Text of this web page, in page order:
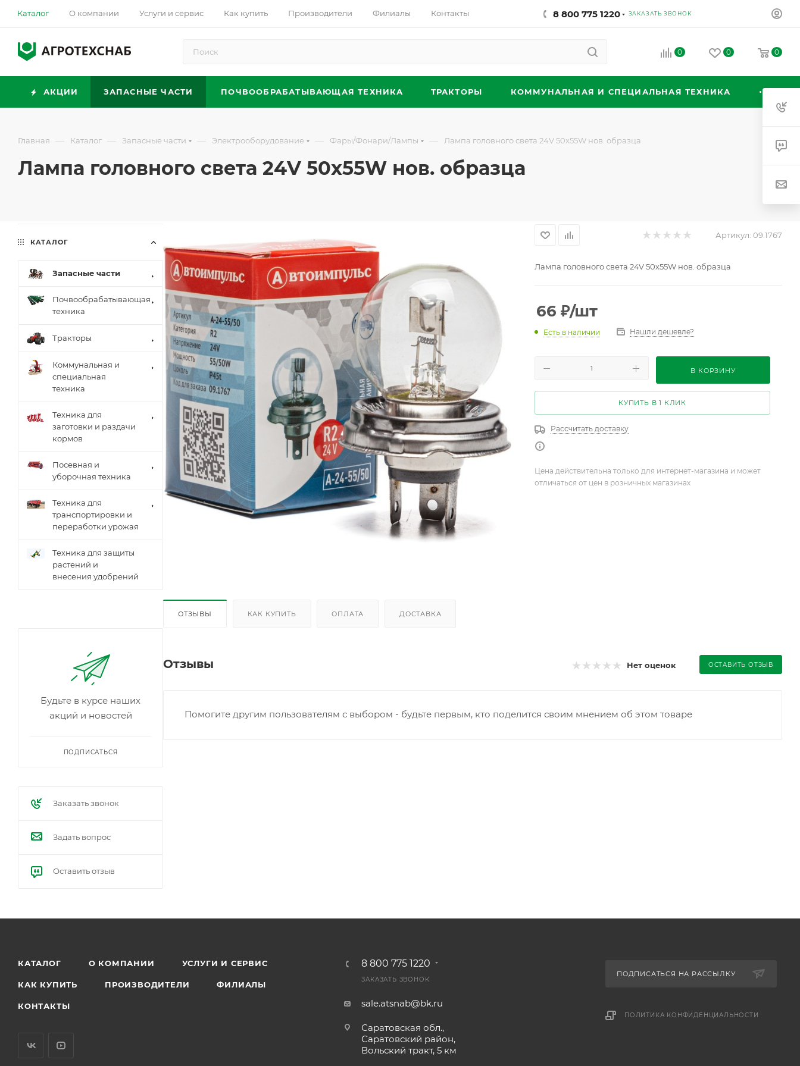
Каталог О компании Услуги и сервис Как купить Производители Филиалы Контакты 8 800 775 1220 ЗАКАЗАТЬ ЗВОНОК
0 0 0
АКЦИИ ЗАПАСНЫЕ ЧАСТИ ПОЧВООБРАБАТЫВАЮЩАЯ ТЕХНИКА ТРАКТОРЫ КОММУНАЛЬНАЯ И СПЕЦИАЛЬНАЯ ТЕХНИКА
Главная — Каталог — Запасные части — Электрооборудование — Фары/Фонари/Лампы — Лампа головного света 24V 50х55W нов. образца
Лампа головного света 24V 50х55W нов. образца
Артикул: 09.1767
Лампа головного света 24V 50х55W нов. образца
66 ₽/шт
Есть в наличии Нашли дешевле?
В КОРЗИНУ
КУПИТЬ В 1 КЛИК
Рассчитать доставку
Цена действительна только для интернет-магазина и может
отличаться от цен в розничных магазинах
ОТЗЫВЫ КАК КУПИТЬ ОПЛАТА ДОСТАВКА
Отзывы Нет оценок ОСТАВИТЬ ОТЗЫВ
Помогите другим пользователям с выбором - будьте первым, кто поделится своим мнением об этом товаре
КАТАЛОГ
Запасные части
Почвообрабатывающая
техника
Тракторы
Коммунальная и
специальная
техника
Техника для
заготовки и раздачи
кормов
Посевная и
уборочная техника
Техника для
транспортировки и
переработки урожая
Техника для защиты
растений и
внесения удобрений
Будьте в курсе наших
акций и новостей
ПОДПИСАТЬСЯ
Заказать звонок
Задать вопрос
Оставить отзыв
КАТАЛОГ О КОМПАНИИ УСЛУГИ И СЕРВИС
КАК КУПИТЬ ПРОИЗВОДИТЕЛИ ФИЛИАЛЫ
КОНТАКТЫ
8 800 775 1220
ЗАКАЗАТЬ ЗВОНОК
sale.atsnab@bk.ru
Саратовская обл.,
Саратовский район,
Вольский тракт, 5 км
ПОДПИСАТЬСЯ НА РАССЫЛКУ
ПОЛИТИКА КОНФИДЕНЦИАЛЬНОСТИ